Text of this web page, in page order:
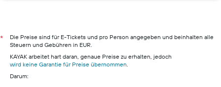
Hotels in Berchtesgaden
Hotels in Konstanz
Hotels in Lehde
*
Die Preise sind für E-Tickets und pro Person angegeben und beinhalten alle
Steuern und Gebühren in EUR.
KAYAK arbeitet hart daran, genaue Preise zu erhalten, jedoch
wird keine Garantie für Preise übernommen.
Darum: